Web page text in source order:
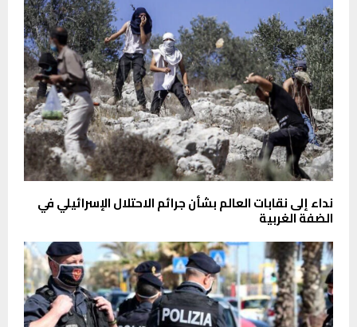
نداء إلى نقابات العالم بشأن جرائم الاحتلال الإسرائيلي في
الضفة الغربية